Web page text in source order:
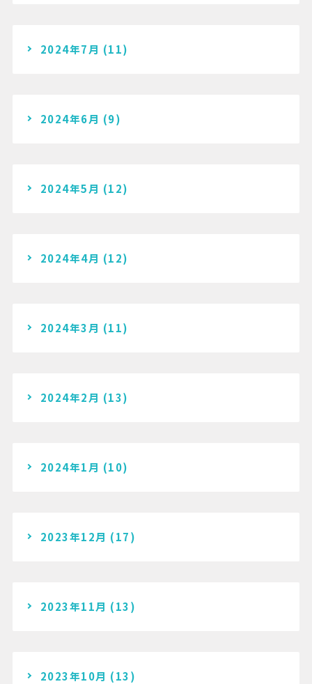
2024年7月 (11)
2024年6月 (9)
2024年5月 (12)
2024年4月 (12)
2024年3月 (11)
2024年2月 (13)
2024年1月 (10)
2023年12月 (17)
2023年11月 (13)
2023年10月 (13)